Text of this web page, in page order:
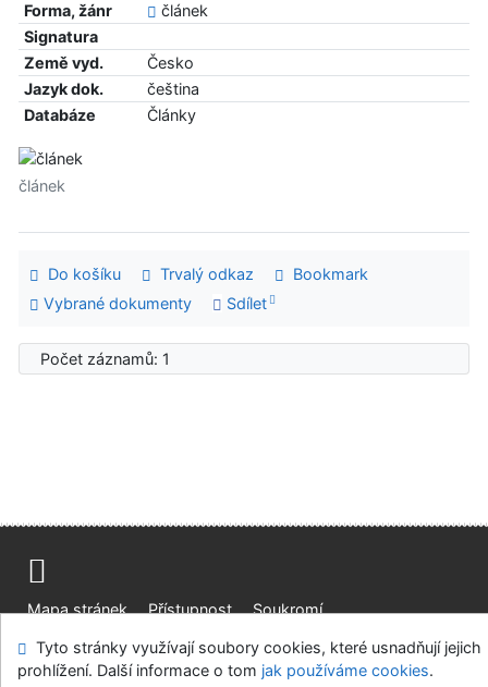
Forma, žánr
článek
Signatura
Země vyd.
Česko
Jazyk dok.
čeština
Databáze
Články
článek
Do košíku Trvalý odkaz
Bookmark
Vybrané dokumenty
Sdílet
Počet záznamů: 1
Mapa stránek Přístupnost
Soukromí
Modul OpenSearch
Napište nám Nastavení cookies
Tyto stránky využívají soubory cookies, které usnadňují jejich
prohlížení. Další informace o tom jak používáme cookies.